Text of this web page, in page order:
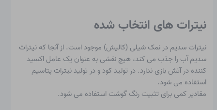
نیترات های انتخاب شده
نیترات سدیم در نمک شیلی (کالیش) موجود است. از آنجا که نیترات
سدیم آب را جذب می کند، هیچ نقشی به عنوان یک عامل اکسید
کننده در آتش بازی ندارد. در تولید کود و در تولید نیترات پتاسیم
استفاده می شود.
مقادیر کمی برای تثبیت رنگ گوشت استفاده می شود.